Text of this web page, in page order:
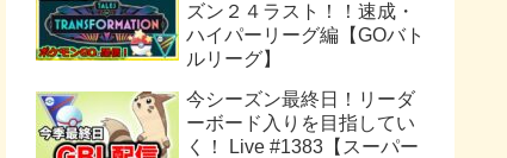
ズン２４ラスト！！速成・
ハイパーリーグ編【GOバト
ルリーグ】
今シーズン最終日！リーダ
ーボード入りを目指してい
く！ Live #1383【スーパー